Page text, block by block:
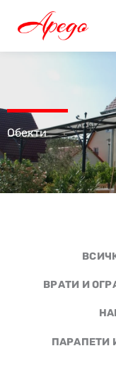
content
Обекти
ВРАТИ И
ПАРАПЕТИ